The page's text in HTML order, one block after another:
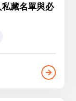
藏名單與必